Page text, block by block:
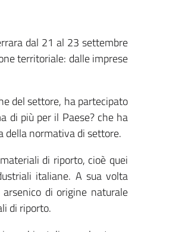
dal 21 al 23 settembre
territoriale: dalle imprese
del settore, ha partecipato
di più per il Paese? che ha
della normativa di settore.
di riporto, cioè quei
italiane. A sua volta
di origine naturale
di riporto.